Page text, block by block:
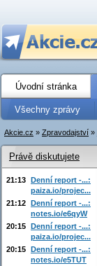
Úvodní stránka
Všechny zprávy
Akcie.cz » Zpravodajství »
Právě diskutujete
21:13 Denní report -...:
paiza.io/projec...
21:12 Denní report -...:
notes.io/e6qyW
20:15 Denní report -...:
paiza.io/projec...
20:15 Denní report -...:
notes.io/e5TUT